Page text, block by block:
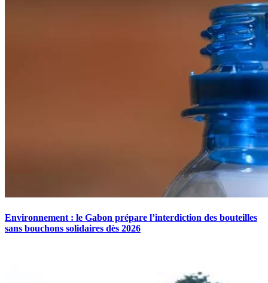
Environnement : le Gabon prépare l’interdiction des bouteilles
sans bouchons solidaires dès 2026